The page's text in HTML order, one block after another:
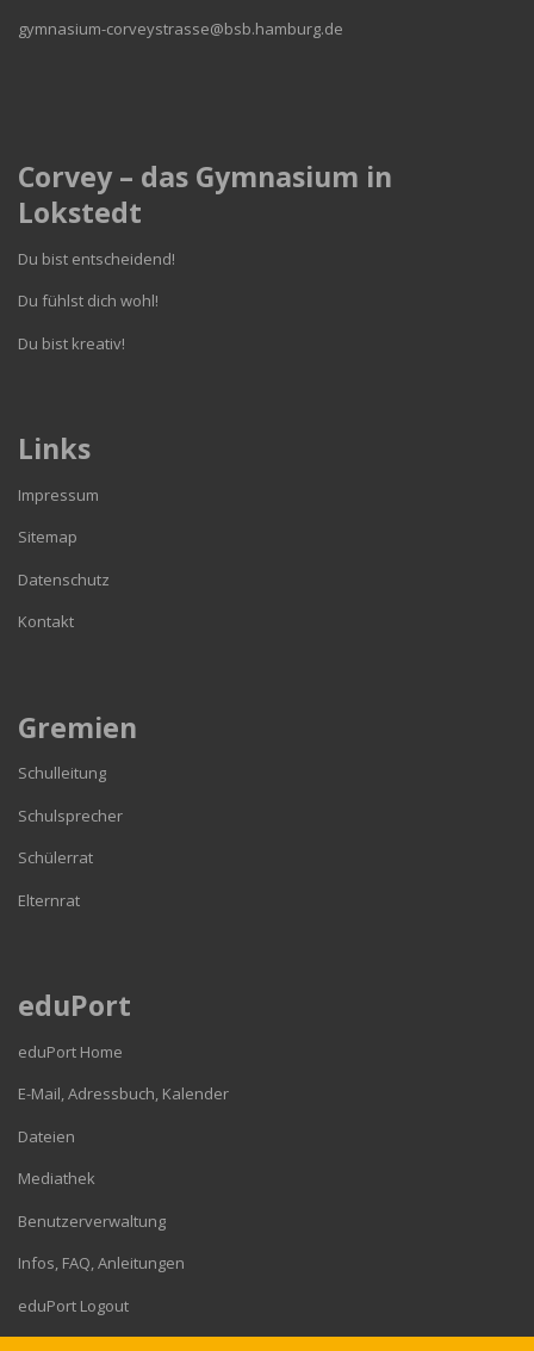
gymnasium-corveystrasse@bsb.hamburg.de
Corvey – das Gymnasium in
Lokstedt
Du bist entscheidend!
Du fühlst dich wohl!
Du bist kreativ!
Links
Impressum
Sitemap
Datenschutz
Kontakt
Gremien
Schulleitung
Schulsprecher
Schülerrat
Elternrat
eduPort
eduPort Home
E-Mail, Adressbuch, Kalender
Dateien
Mediathek
Benutzerverwaltung
Infos, FAQ, Anleitungen
eduPort Logout